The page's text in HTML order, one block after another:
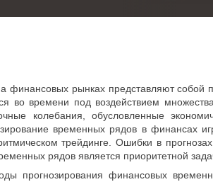
рынках представляют собой
во времени под воздействием
колебания, обусловленные
временных рядов в финансах
трейдинге. Ошибки в
рядов является приоритетной
прогнозирования финансовых